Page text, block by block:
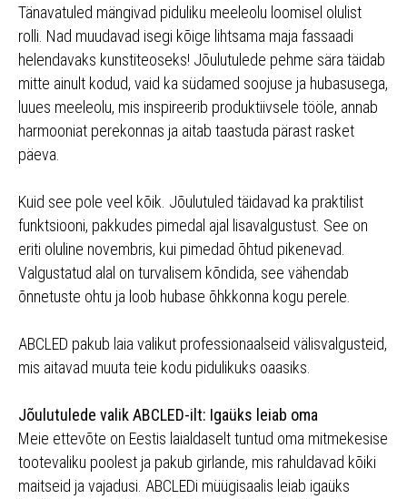
Tänavatuled mängivad piduliku meeleolu loomisel olulist
rolli. Nad muudavad isegi kõige lihtsama maja fassaadi
helendavaks kunstiteoseks! Jõulutulede pehme sära täidab
mitte ainult kodud, vaid ka südamed soojuse ja hubasusega,
luues meeleolu, mis inspireerib produktiivsele tööle, annab
harmooniat perekonnas ja aitab taastuda pärast rasket
päeva.
Kuid see pole veel kõik. Jõulutuled täidavad ka praktilist
funktsiooni, pakkudes pimedal ajal lisavalgustust. See on
eriti oluline novembris, kui pimedad õhtud pikenevad.
Valgustatud alal on turvalisem kõndida, see vähendab
õnnetuste ohtu ja loob hubase õhkkonna kogu perele.
ABCLED pakub laia valikut professionaalseid välisvalgusteid,
mis aitavad muuta teie kodu pidulikuks oaasiks.
Jõulutulede valik ABCLED-ilt: Igaüks leiab oma
Meie ettevõte on Eestis laialdaselt tuntud oma mitmekesise
tootevaliku poolest ja pakub girlande, mis rahuldavad kõiki
maitseid ja vajadusi. ABCLEDi müügisaalis leiab igaüks